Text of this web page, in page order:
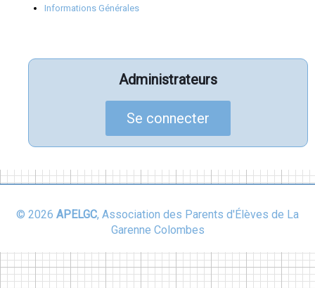
Informations Générales
Administrateurs
Se connecter
© 2026 APELGC, Association des Parents d'Élèves de La
Garenne Colombes